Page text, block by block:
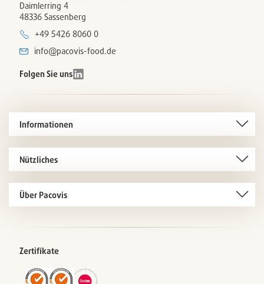
Daimlerring 4
48336 Sassenberg
+49 5426 8060 0
info@pacovis-food.de
Folgen Sie uns
Informationen
Nützliches
Über Pacovis
Zertifikate